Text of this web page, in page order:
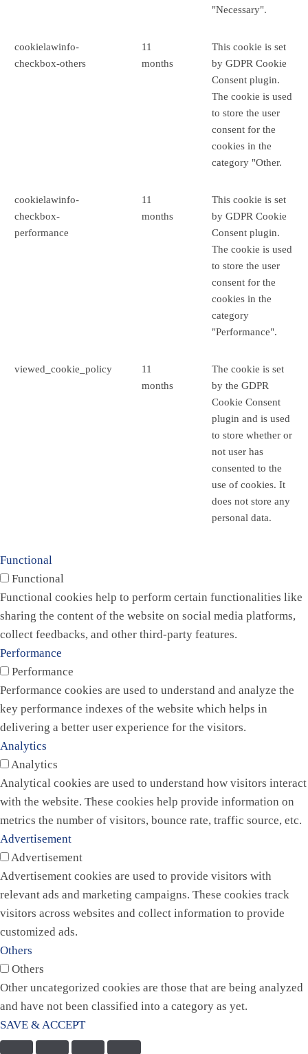
"Necessary".
cookielawinfo-
checkbox-others
11
months
This cookie is set
by GDPR Cookie
Consent plugin.
The cookie is used
to store the user
consent for the
cookies in the
category "Other.
cookielawinfo-
checkbox-
performance
11
months
This cookie is set
by GDPR Cookie
Consent plugin.
The cookie is used
to store the user
consent for the
cookies in the
category
"Performance".
viewed_cookie_policy
11
months
The cookie is set
by the GDPR
Cookie Consent
plugin and is used
to store whether or
not user has
consented to the
use of cookies. It
does not store any
personal data.
Functional
Functional
Functional cookies help to perform certain functionalities like
sharing the content of the website on social media platforms,
collect feedbacks, and other third-party features.
Performance
Performance
Performance cookies are used to understand and analyze the
key performance indexes of the website which helps in
delivering a better user experience for the visitors.
Analytics
Analytics
Analytical cookies are used to understand how visitors interact
with the website. These cookies help provide information on
metrics the number of visitors, bounce rate, traffic source, etc.
Advertisement
Advertisement
Advertisement cookies are used to provide visitors with
relevant ads and marketing campaigns. These cookies track
visitors across websites and collect information to provide
customized ads.
Others
Others
Other uncategorized cookies are those that are being analyzed
and have not been classified into a category as yet.
SAVE & ACCEPT